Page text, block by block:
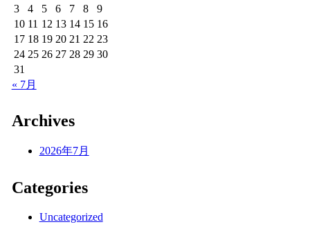
3
4 5 6 7 8
9
10 11 12 13 14 15 16
17 18 19 20 21 22 23
24 25 26 27 28 29 30
31
« 7月
Archives
2026年7月
Categories
Uncategorized